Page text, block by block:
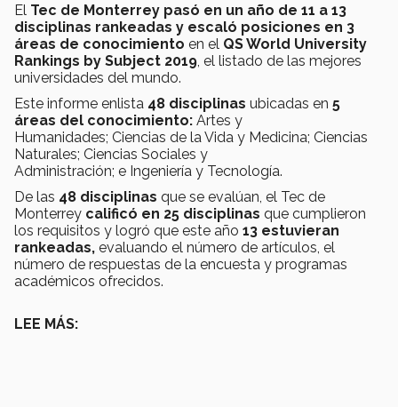
El Tec de Monterrey pasó en un año de 11 a 13
disciplinas rankeadas y escaló posiciones en 3
áreas de conocimiento en el QS World University
Rankings by Subject 2019 , el listado de las mejores
universidades del mundo.
Este informe enlista 48 disciplinas ubicadas en 5
áreas del conocimiento: Artes y
Humanidades; Ciencias de la Vida y Medicina; Ciencias
Naturales; Ciencias Sociales y
Administración; e Ingeniería y Tecnología.
De las 48 disciplinas que se evalúan, el Tec de
Monterrey calificó en 25 disciplinas que cumplieron
los requisitos y logró que este año 13 estuvieran
rankeadas, evaluando el número de artículos, el
número de respuestas de la encuesta y programas
académicos ofrecidos.
LEE MÁS: